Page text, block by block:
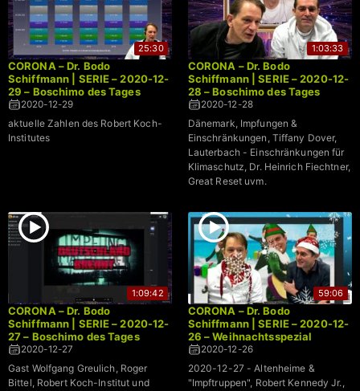
25:30
CORONA – Dr. Bodo
Schiffmann | SERIE – 2020-12-
29 – Boschimo des Tages
2020-12-29
aktuelle Zahlen des Robert Koch-
Institutes
1:03:33
CORONA – Dr. Bodo
Schiffmann | SERIE – 2020-12-
28 – Boschimo des Tages
2020-12-28
Dänemark, Impfungen &
Einschränkungen, Tiffany Dover,
Lauterbach - Einschränkungen für
Klimaschutz, Dr. Heinrich Fiechtner,
Great Reset uvm.
1:09:42
CORONA – Dr. Bodo
Schiffmann | SERIE – 2020-12-
27 – Boschimo des Tages
2020-12-27
Gast Wolfgang Greulich, Roger
Bittel, Robert Koch-Institut und
59:06
CORONA – Dr. Bodo
Schiffmann | SERIE – 2020-12-
26 – Weihnachtsspezial
2020-12-26
2020-12-27 - Altenheime &
"Impftruppen", Robert Kennedy Jr.,